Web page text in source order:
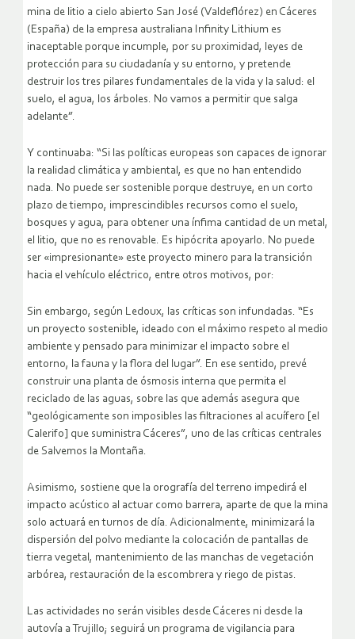
mina de litio a cielo abierto San José (Valdeflórez) en Cáceres
(España) de la empresa australiana Infinity Lithium es
inaceptable porque incumple, por su proximidad, leyes de
protección para su ciudadanía y su entorno, y pretende
destruir los tres pilares fundamentales de la vida y la salud: el
suelo, el agua, los árboles. No vamos a permitir que salga
adelante”.
Y continuaba: “Si las políticas europeas son capaces de ignorar
la realidad climática y ambiental, es que no han entendido
nada. No puede ser sostenible porque destruye, en un corto
plazo de tiempo, imprescindibles recursos como el suelo,
bosques y agua, para obtener una ínfima cantidad de un metal,
el litio, que no es renovable. Es hipócrita apoyarlo. No puede
ser «impresionante» este proyecto minero para la transición
hacia el vehículo eléctrico, entre otros motivos, por:
Sin embargo, según Ledoux, las críticas son infundadas. “Es
un proyecto sostenible, ideado con el máximo respeto al medio
ambiente y pensado para minimizar el impacto sobre el
entorno, la fauna y la flora del lugar”. En ese sentido, prevé
construir una planta de ósmosis interna que permita el
reciclado de las aguas, sobre las que además asegura que
“geológicamente son imposibles las filtraciones al acuífero [el
Calerifo] que suministra Cáceres”, uno de las críticas centrales
de Salvemos la Montaña.
Asimismo, sostiene que la orografía del terreno impedirá el
impacto acústico al actuar como barrera, aparte de que la mina
solo actuará en turnos de día. Adicionalmente, minimizará la
dispersión del polvo mediante la colocación de pantallas de
tierra vegetal, mantenimiento de las manchas de vegetación
arbórea, restauración de la escombrera y riego de pistas.
Las actividades no serán visibles desde Cáceres ni desde la
autovía a Trujillo; seguirá un programa de vigilancia para